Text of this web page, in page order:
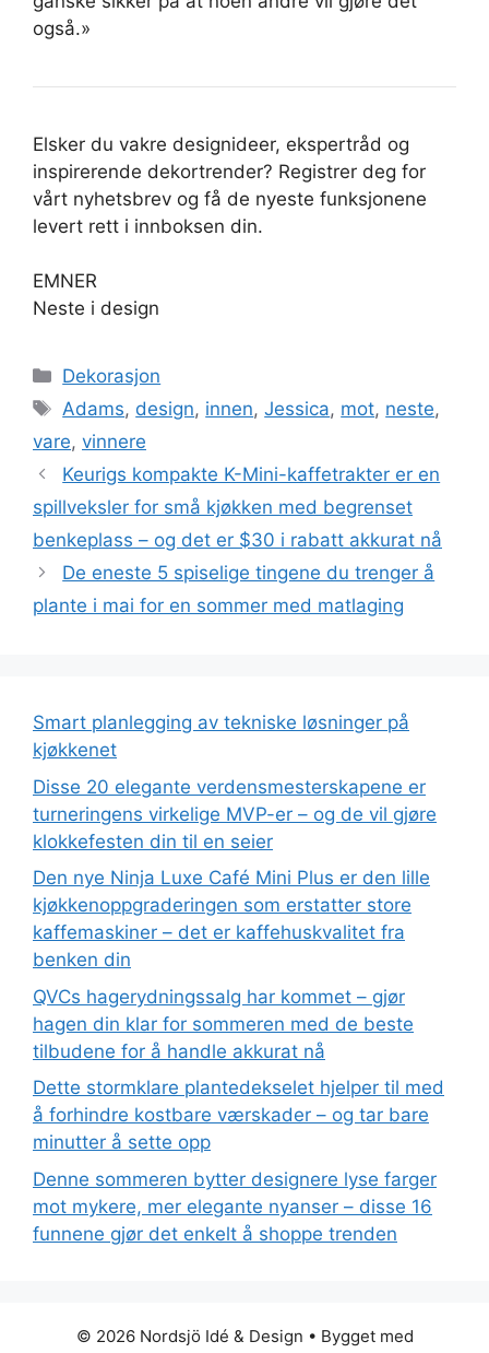
også.»
Elsker du vakre designideer, ekspertråd og
inspirerende dekortrender? Registrer deg for
vårt nyhetsbrev og få de nyeste funksjonene
levert rett i innboksen din.
EMNER
Neste i design
Kategorier
Dekorasjon
Stikkord
Adams, design, innen,Jessica, mot, neste,
vare, vinnere
Keurigs kompakte K-Mini-kaffetrakter er en
spillveksler for små kjøkken med begrenset
benkeplass – og det er $30 i rabatt akkurat nå
De eneste 5 spiselige tingene du trenger å
plante i mai for en sommer med matlaging
Smart planlegging av tekniske løsninger på
kjøkkenet
Disse 20 elegante verdensmesterskapene er
turneringens virkelige MVP-er – og de vil gjøre
klokkefesten din til en seier
Den nye Ninja Luxe Café Mini Plus er den lille
kjøkkenoppgraderingen som erstatter store
kaffemaskiner – det er kaffehuskvalitet fra
benken din
QVCs hagerydningssalg har kommet – gjør
hagen din klar for sommeren med de beste
tilbudene for å handle akkurat nå
Dette stormklare plantedekselet hjelper til med
å forhindre kostbare værskader – og tar bare
minutter å sette opp
Denne sommeren bytter designere lyse farger
mot mykere, mer elegante nyanser – disse 16
funnene gjør det enkelt å shoppe trenden
© 2026 Nordsjö Idé & Design • Bygget med